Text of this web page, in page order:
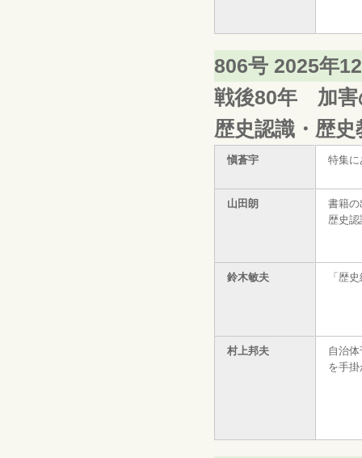
806号 2025年
戦後80年 加害
歴史認識・歴史
愼蒼宇 特集に
山田朗
書籍
歴史認
鈴木敏夫 「歴
村上邦夫
自治
を手